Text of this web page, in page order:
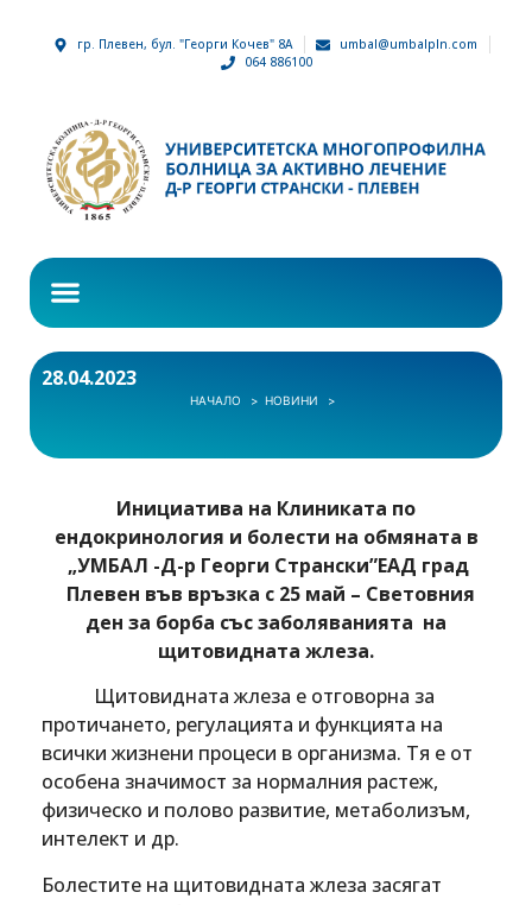
гр. Плевен, бул. "Георги Кочев" 8А
umbal@umbalpln.com
064 886100
28.04.2023
НАЧАЛО НОВИНИ
Инициатива на Клиниката по
ендокринология и болести на обмяната в
„УМБАЛ -Д-р Георги Странски”ЕАД град
Плевен във връзка с 25 май – Световния
ден за борба със заболяванията на
щитовидната жлеза.
Щитовидната жлеза е отговорна за
протичането, регулацията и функцията на
всички жизнени процеси в организма. Тя е от
особена значимост за нормалния растеж,
физическо и полово развитие, метаболизъм,
интелект и др.
Болестите на щитовидната жлеза засягат